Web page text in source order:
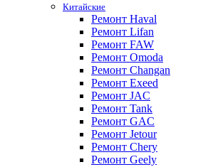
Китайские
Ремонт Haval
Ремонт Lifan
Ремонт FAW
Ремонт Omoda
Ремонт Changan
Ремонт Exeed
Ремонт JAC
Ремонт Tank
Ремонт GAC
Ремонт Jetour
Ремонт Chery
Ремонт Geely